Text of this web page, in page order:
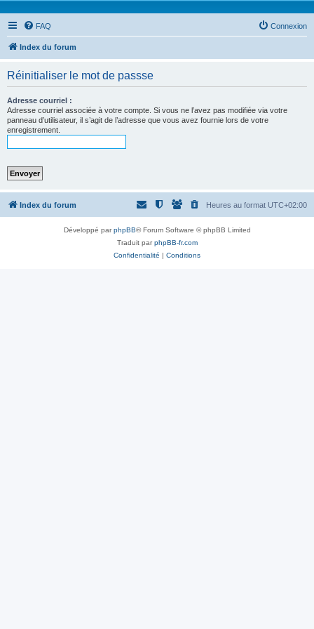
FAQ Connexion
Index du forum
Réinitialiser le mot de passse
Adresse courriel :
Adresse courriel associée à votre compte. Si vous ne l’avez pas modifiée via votre
panneau d’utilisateur, il s’agit de l’adresse que vous avez fournie lors de votre
enregistrement.
Index du forum Heures au format UTC+02:00
Développé parphpBB® Forum Software © phpBB Limited
Traduit parphpBB-fr.com
Confidentialité | Conditions